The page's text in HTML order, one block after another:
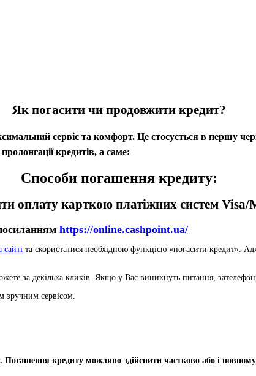
Як погасити чи продовжити кредит?
сервіс та комфорт. Це стосується в першу
кредитів, а саме:
Способи погашення кредиту:
оплату карткою платіжних систем
https://online.cashpoint.ua/
сайті та скористатися необхідною функцією «погасити кредит».
за декілька кликів. Якщо у Вас виникнуть питання,
зручним сервісом.
кредиту можливо здійснити частково або і повному